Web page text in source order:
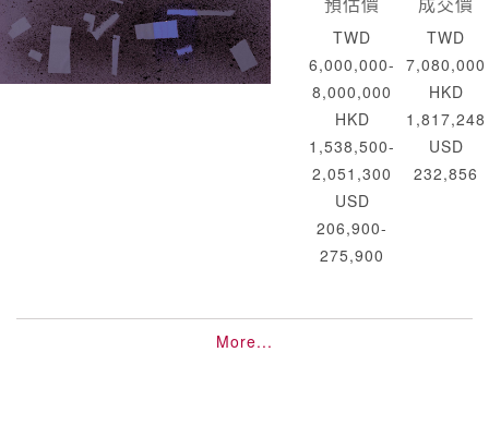
TWD
6,000,000-
8,000,000
HKD
1,538,500-
2,051,300
USD
206,900-
275,900
TWD
7,080,000
HKD
1,817,248
USD
232,856
More...